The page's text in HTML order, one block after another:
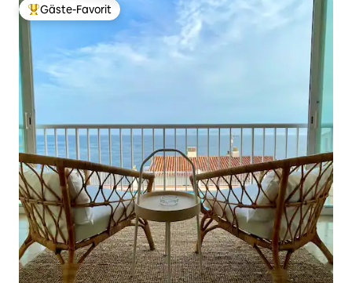
Beliebter Gäste-Favorit.
Gäste-Favorit